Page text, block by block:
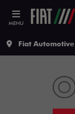
MENU
Fiat